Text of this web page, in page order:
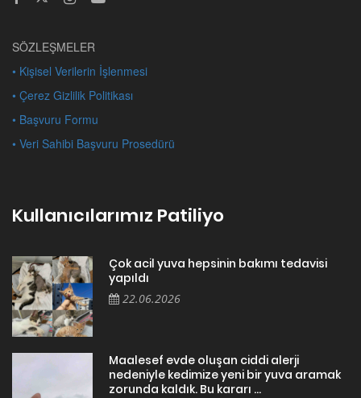
SÖZLEŞMELER
• Kişisel Verilerin İşlenmesi
• Çerez Gizlilik Politikası
• Başvuru Formu
• Veri Sahibi Başvuru Prosedürü
Kullanıcılarımız Patiliyo
Çok acil yuva hepsinin bakımı tedavisi
yapıldı
22.06.2026
Maalesef evde oluşan ciddi alerji
nedeniyle kedimize yeni bir yuva aramak
zorunda kaldık. Bu kararı ...